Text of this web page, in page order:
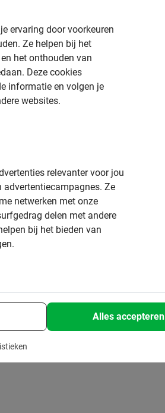
ervaring door voorkeuren
Ze helpen bij het
het onthouden van
Deze cookies
informatie en volgen je
websites.
relevanter voor jou
Ze
netwerken met onze
delen met andere
bij het bieden van
Alles accepteren
snel een
Je
en reserveer de
langs de highlights!